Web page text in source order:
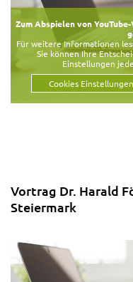
Zum Abspielen von
Für weitere Informationen
Sie können Ihre
Einstellungen
Cookies Einstellungen
Vortrag Dr. Harald
Steiermark